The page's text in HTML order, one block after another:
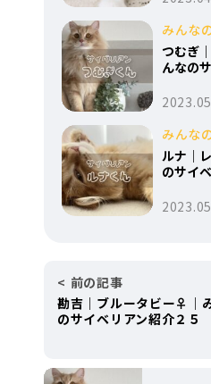
みんな
つむぎ
んなの
みんな
ルナ｜
のサイ
前の記事
勘吉｜ブルータビー♀｜
のサイベリアン紹介２５